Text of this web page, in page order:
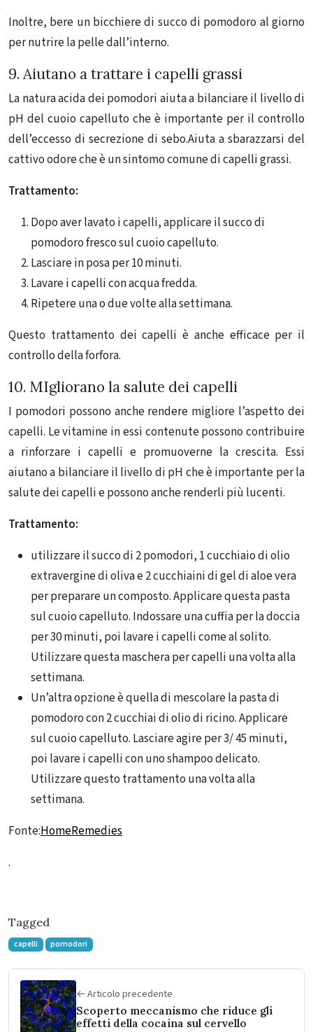
Inoltre, bere un bicchiere di succo di pomodoro al giorno
per nutrire la pelle dall’interno.
9. Aiutano a trattare i capelli grassi
La natura acida dei pomodori aiuta a bilanciare il livello di
pH del cuoio capelluto che è importante per il controllo
dell’eccesso di secrezione di sebo.Aiuta a sbarazzarsi del
cattivo odore che è un sintomo comune di capelli grassi.
Trattamento:
Dopo aver lavato i capelli, applicare il succo di
pomodoro fresco sul cuoio capelluto.
Lasciare in posa per 10 minuti.
Lavare i capelli con acqua fredda.
Ripetere una o due volte alla settimana.
Questo trattamento dei capelli è anche efficace per il
controllo della forfora.
10. MIgliorano la salute dei capelli
I pomodori possono anche rendere migliore l’aspetto dei
capelli. Le vitamine in essi contenute possono contribuire
a rinforzare i capelli e promuoverne la crescita. Essi
aiutano a bilanciare il livello di pH che è importante per la
salute dei capelli e possono anche renderli più lucenti.
Trattamento:
utilizzare il succo di 2 pomodori, 1 cucchiaio di olio
extravergine di oliva e 2 cucchiaini di gel di aloe vera
per preparare un composto. Applicare questa pasta
sul cuoio capelluto. Indossare una cuffia per la doccia
per 30 minuti, poi lavare i capelli come al solito.
Utilizzare questa maschera per capelli una volta alla
settimana.
Un’altra opzione è quella di mescolare la pasta di
pomodoro con 2 cucchiai di olio di ricino. Applicare
sul cuoio capelluto. Lasciare agire per 3/ 45 minuti,
poi lavare i capelli con uno shampoo delicato.
Utilizzare questo trattamento una volta alla
settimana.
Fonte:HomeRemedies
.
Tagged
capelli pomodori
← Articolo precedente
Scoperto meccanismo che riduce gli
effetti della cocaina sul cervello